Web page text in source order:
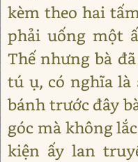
kèm theo hai
phải uống một
Thế nhưng bà
tú ụ, có nghĩa là
bánh trước đây
góc mà không
kiện ấy lan